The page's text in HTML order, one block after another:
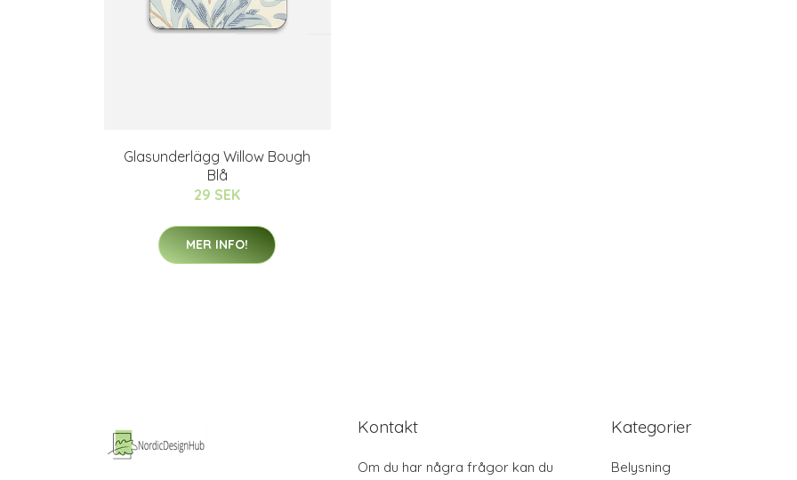
Glasunderlägg Willow Bough
Blå
29 SEK
MER INFO!
Kontakt
Om du har några frågor kan du
Kategorier
Belysning